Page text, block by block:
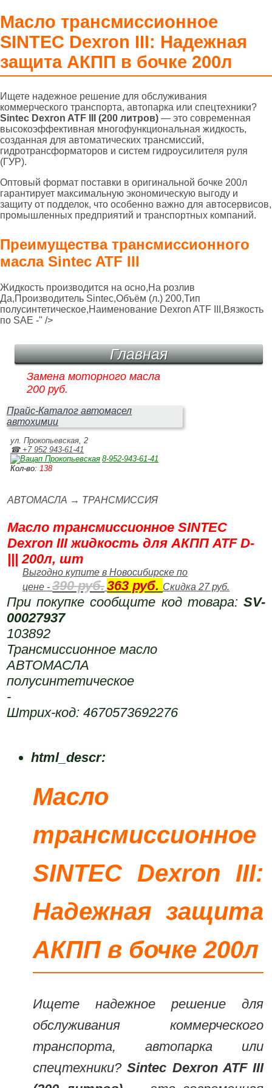
Масло трансмиссионное
SINTEC Dexron III: Надежная
защита АКПП в бочке 200л
Ищете надежное решение для обслуживания
коммерческого транспорта, автопарка или спецтехники?
Sintec Dexron ATF III (200 литров) — это современная
высокоэффективная многофункциональная жидкость,
созданная для автоматических трансмиссий,
гидротрансформаторов и систем гидроусилителя руля
(ГУР).
Оптовый формат поставки в оригинальной бочке 200л
гарантирует максимальную экономическую выгоду и
защиту от подделок, что особенно важно для автосервисов,
промышленных предприятий и транспортных компаний.
Преимущества трансмиссионного
масла Sintec ATF III
Жидкость производится на осно,На розлив
Да,Производитель Sintec,Объём (л.) 200,Тип
полусинтетическое,Наименование Dexron ATF III,Вязкость
по SAE -" />
Главная
Замена моторного масла
200 руб.
Прайс-Каталог автомасел
автохимии
ул. Прокопьевская, 2
☎ +7 952 943‑61‑41
8‑952‑943‑61‑41
Кол-во: 138
АВТОМАСЛА → ТРАНСМИССИЯ
Масло трансмиссионное SINTEC
Dexron III жидкость для АКПП ATF D-
||| 200л, шт
Выгодно купите в Новосибирске по
цене -390 руб.363 руб. Скидка 27 руб.
При покупке сообщите код товара: SV-
00027937
103892
Трансмиссионное масло
АВТОМАСЛА
полусинтетическое
-
Штрих-код: 4670573692276
html_descr:
Масло
трансмиссионное
SINTEC Dexron III:
Надежная защита
АКПП в бочке 200л
Ищете надежное решение для
обслуживания коммерческого
транспорта, автопарка или
спецтехники?Sintec Dexron ATF III